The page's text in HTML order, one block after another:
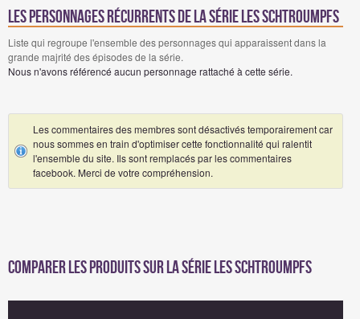
Les personnages récurrents de la série Les Schtroumpfs
Liste qui regroupe l'ensemble des personnages qui apparaissent dans la
grande majrité des épisodes de la série.
Nous n'avons référencé aucun personnage rattaché à cette série.
Les commentaires des membres sont désactivés temporairement car
nous sommes en train d'optimiser cette fonctionnalité qui ralentit
l'ensemble du site. Ils sont remplacés par les commentaires
facebook. Merci de votre compréhension.
Comparer les produits sur la série Les Schtroumpfs